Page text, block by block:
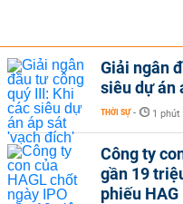
Giải ngân
siêu dự án
THỜI SỰ - 1
Công ty
gần 19
phiếu HAG